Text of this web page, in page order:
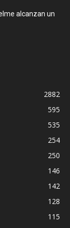
alcanzan un
2882
595
535
254
250
146
142
128
115